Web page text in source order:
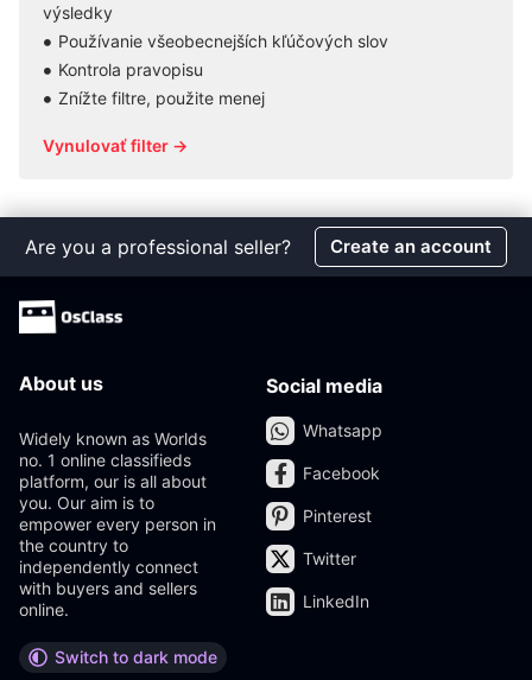
výsledky
Používanie všeobecnejších kľúčových slov
Kontrola pravopisu
Znížte filtre, použite menej
Vynulovať filter →
Are you a professional seller? Create an account
About us
Widely known as Worlds
no. 1 online classifieds
platform, our is all about
you. Our aim is to
empower every person in
the country to
independently connect
with buyers and sellers
online.
Switch to dark mode
Social media
Whatsapp
Facebook
Pinterest
Twitter
LinkedIn